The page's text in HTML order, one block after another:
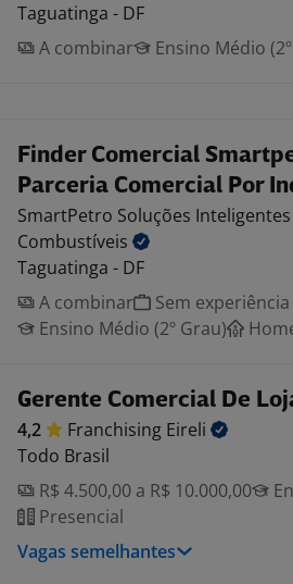
Taguatinga - DF
A combinar
Ensino Médio
Finder Comercial
Parceria Comercial Por
SmartPetro Soluções
Combustíveis
Taguatinga - DF
A combinar
Sem experiência
Ensino Médio (2º Grau)
Gerente Comercial De
4,2 Franchising Eireli
Todo Brasil
R$ 4.500,00 a R$ 10.000,00
Presencial
Vagas semelhantes